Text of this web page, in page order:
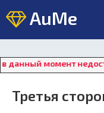
AuMe
момент недоступно
Третья